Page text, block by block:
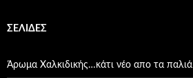
ΣΕΛΊΔΕΣ
Άρωμα Χαλκιδικής…κάτι νέο απο τα παλιά